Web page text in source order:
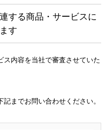
する商品・サービスに
す
ス内容を当社で審査させていた
までお問い合わせください。